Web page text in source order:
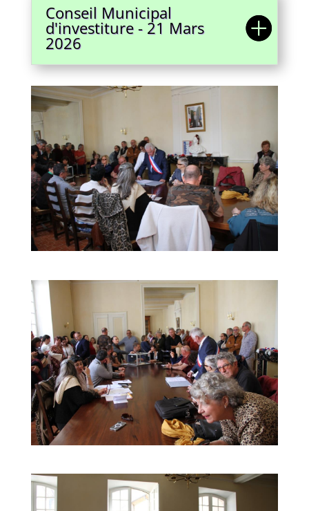
Conseil Municipal
d'investiture - 21 Mars
2026